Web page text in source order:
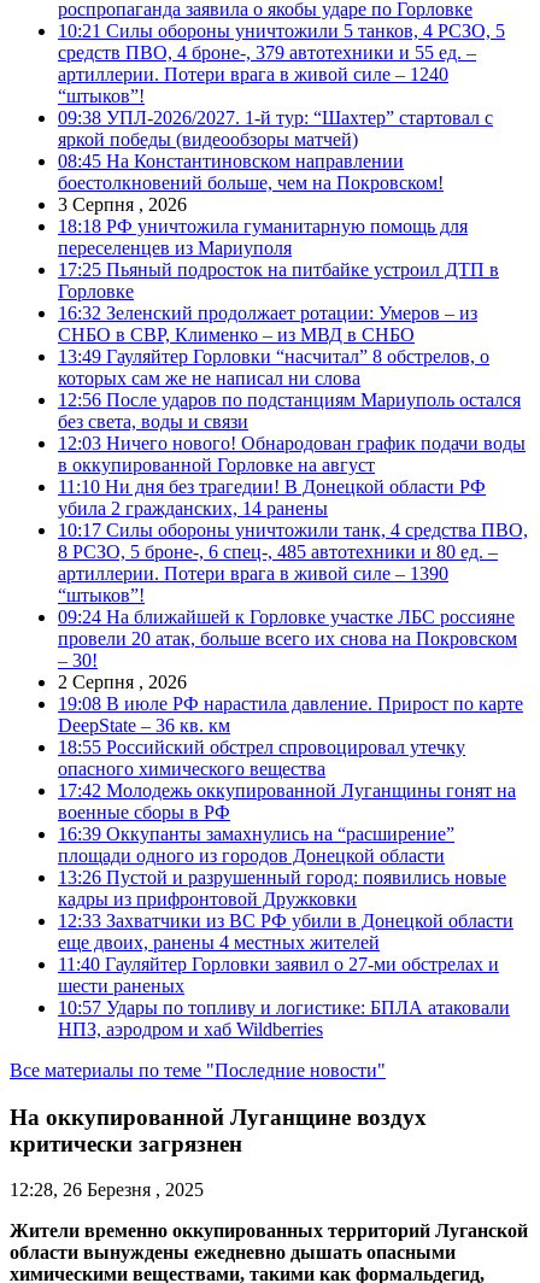
роспропаганда заявила о якобы ударе по Горловке
10:21 Силы обороны уничтожили 5 танков, 4 РСЗО, 5
средств ПВО, 4 броне-, 379 автотехники и 55 ед. –
артиллерии. Потери врага в живой силе – 1240
“штыков”!
09:38 УПЛ-2026/2027. 1-й тур: “Шахтер” стартовал с
яркой победы (видеообзоры матчей)
08:45 На Константиновском направлении
боестолкновений больше, чем на Покровском!
3 Серпня , 2026
18:18 РФ уничтожила гуманитарную помощь для
переселенцев из Мариуполя
17:25 Пьяный подросток на питбайке устроил ДТП в
Горловке
16:32 Зеленский продолжает ротации: Умеров – из
СНБО в СВР, Клименко – из МВД в СНБО
13:49 Гауляйтер Горловки “насчитал” 8 обстрелов, о
которых сам же не написал ни слова
12:56 После ударов по подстанциям Мариуполь остался
без света, воды и связи
12:03 Ничего нового! Обнародован график подачи воды
в оккупированной Горловке на август
11:10 Ни дня без трагедии! В Донецкой области РФ
убила 2 гражданских, 14 ранены
10:17 Силы обороны уничтожили танк, 4 средства ПВО,
8 РСЗО, 5 броне-, 6 спец-, 485 автотехники и 80 ед. –
артиллерии. Потери врага в живой силе – 1390
“штыков”!
09:24 На ближайшей к Горловке участке ЛБС россияне
провели 20 атак, больше всего их снова на Покровском
– 30!
2 Серпня , 2026
19:08 В июле РФ нарастила давление. Прирост по карте
DeepState – 36 кв. км
18:55 Российский обстрел спровоцировал утечку
опасного химического вещества
17:42 Молодежь оккупированной Луганщины гонят на
военные сборы в РФ
16:39 Оккупанты замахнулись на “расширение”
площади одного из городов Донецкой области
13:26 Пустой и разрушенный город: появились новые
кадры из прифронтовой Дружковки
12:33 Захватчики из ВС РФ убили в Донецкой области
еще двоих, ранены 4 местных жителей
11:40 Гауляйтер Горловки заявил о 27-ми обстрелах и
шести раненых
10:57 Удары по топливу и логистике: БПЛА атаковали
НПЗ, аэродром и хаб Wildberries
Все материалы по теме "Последние новости"
На оккупированной Луганщине воздух
критически загрязнен
12:28, 26 Березня , 2025
Жители временно оккупированных территорий Луганской
области вынуждены ежедневно дышать опасными
химическими веществами, такими как формальдегид,